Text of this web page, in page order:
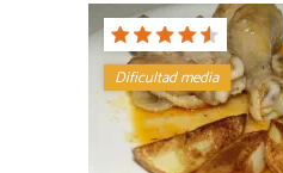
Dificultad media